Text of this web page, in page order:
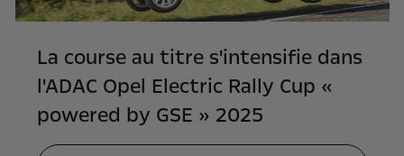
La course au titre s'intensifie dans
l'ADAC Opel Electric Rally Cup «
powered by GSE » 2025